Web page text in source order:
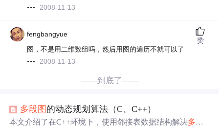
2008-11-13
fengbangyue
图，不是用二维数组吗，然后用图的遍历不就可以了
2008-11-13
赞
——到底了——
多段图 的动态规划算法（C、C++）
本文介绍了在C++环境下，使用邻接表数据结构解决多段